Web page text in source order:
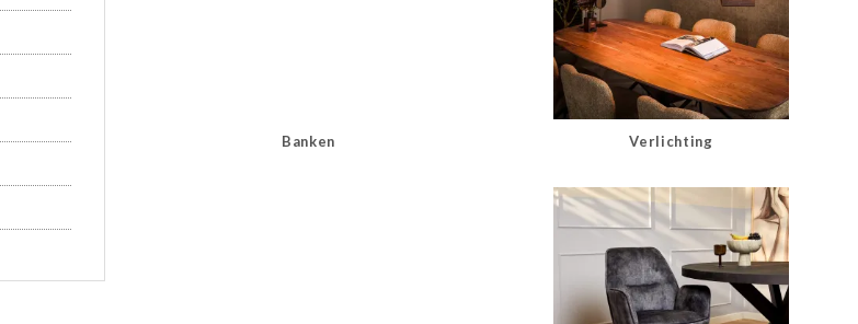
Banken Verlichting